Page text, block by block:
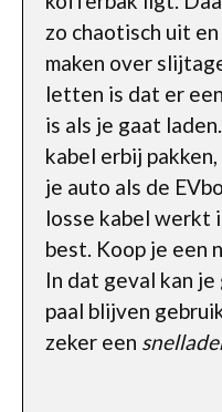
zo chaotisch uit
maken over
letten is dat er
is als je gaat
kabel erbij
je auto als de
losse kabel werkt
best. Koop je een
In dat geval kan
paal blijven
zeker een